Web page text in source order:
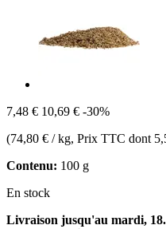
7,48 € 10,69 € -30%
(74,80 € / kg, Prix TTC dont
Contenu: 100 g
En stock
Livraison jusqu'au mardi,